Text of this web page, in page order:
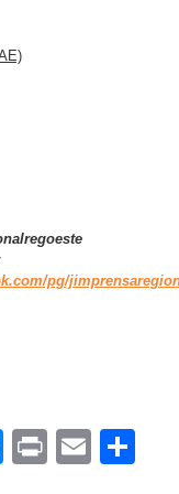
pg/
Messenger
PrintEmail